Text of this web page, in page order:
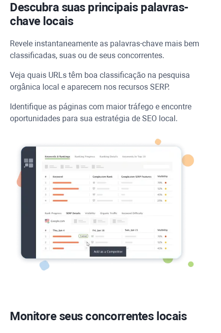
Descubra suas principais palavras-
chave locais
Revele instantaneamente as palavras-chave mais bem
classificadas, suas ou de seus concorrentes.
Veja quais URLs têm boa classificação na pesquisa
orgânica local e aparecem nos recursos SERP.
Identifique as páginas com maior tráfego e encontre
oportunidades para sua estratégia de SEO local.
Monitore seus concorrentes locais